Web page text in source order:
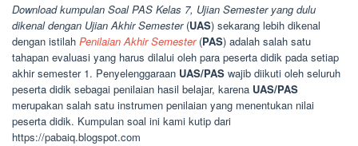
Download kumpulan Soal PAS Kelas 7, Ujian Semester yang dulu
dikenal dengan Ujian Akhir Semester(UAS) sekarang lebih dikenal
dengan istilah Penilaian Akhir Semester(PAS) adalah salah satu
tahapan evaluasi yang harus dilalui oleh para peserta didik pada setiap
akhir semester 1. Penyelenggaraan UAS/PAS wajib diikuti oleh seluruh
peserta didik sebagai penilaian hasil belajar, karena UAS/PAS
merupakan salah satu instrumen penilaian yang menentukan nilai
peserta didik. Kumpulan soal ini kami kutip dari
https://pabaiq.blogspot.com